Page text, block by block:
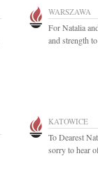
WARSZAWA
For Natalia
and strength
KATOWICE
To Dearest
sorry to hear